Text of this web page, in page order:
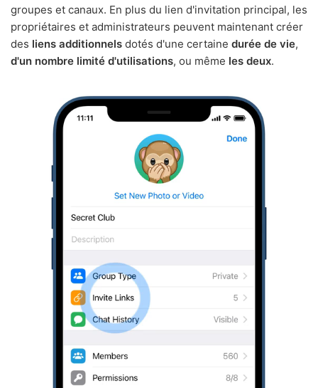
groupes et canaux. En plus du lien d'invitation principal, les
propriétaires et administrateurs peuvent maintenant créer
des liens additionnels dotés d'une certaine durée de vie,
d'un nombre limité d'utilisations, ou même les deux.